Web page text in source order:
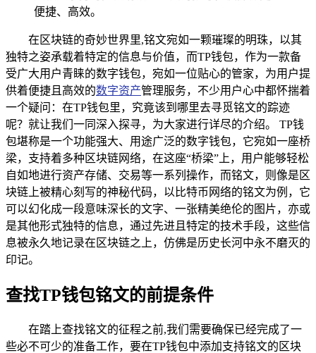
便捷、高效。
在区块链的奇妙世界里,铭文宛如一颗璀璨的明珠，以其
独特之姿承载着特定的信息与价值，而TP钱包，作为一款备
受广大用户青睐的数字钱包，宛如一位贴心的管家，为用户提
供着便捷且高效的数字资产管理服务，不少用户心中都怀揣着
一个疑问：在TP钱包里，究竟该到哪里去寻觅铭文的踪迹
呢？就让我们一同深入探寻，为大家进行详尽的介绍。 TP钱
包堪称是一个功能强大、用途广泛的数字钱包，它宛如一座桥
梁，支持着多种区块链网络，在这座“桥梁”上，用户能够轻松
自如地进行资产存储、交易等一系列操作，而铭文，则像是区
块链上被精心刻写的神秘代码，以比特币网络的铭文为例，它
可以幻化成一段意味深长的文字、一张精美绝伦的图片，亦或
是其他形式独特的信息，通过先进且特定的技术手段，这些信
息被永久地记录在区块链之上，仿佛是历史长河中永不磨灭的
印记。
查找TP钱包铭文的前提条件
在踏上查找铭文的征程之前,我们需要确保已经完成了一
些必不可少的准备工作，要在TP钱包中添加支持铭文的区块